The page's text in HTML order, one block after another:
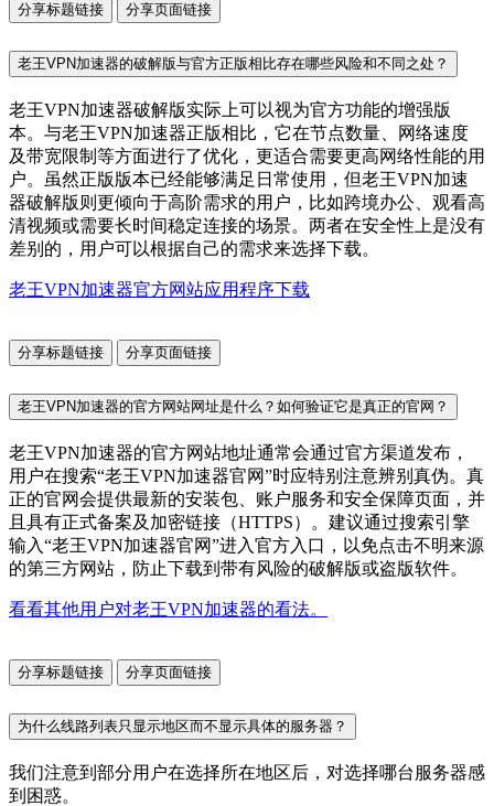
分享标题链接 分享页面链接
老王VPN加速器的破解版与官方正版相比存在哪些风险和不同之处？
老王VPN加速器破解版实际上可以视为官方功能的增强版
本。与老王VPN加速器正版相比，它在节点数量、网络速度
及带宽限制等方面进行了优化，更适合需要更高网络性能的用
户。虽然正版版本已经能够满足日常使用，但老王VPN加速
器破解版则更倾向于高阶需求的用户，比如跨境办公、观看高
清视频或需要长时间稳定连接的场景。两者在安全性上是没有
差别的，用户可以根据自己的需求来选择下载。
老王VPN加速器官方网站应用程序下载
分享标题链接 分享页面链接
老王VPN加速器的官方网站网址是什么？如何验证它是真正的官网？
老王VPN加速器的官方网站地址通常会通过官方渠道发布，
用户在搜索“老王VPN加速器官网”时应特别注意辨别真伪。真
正的官网会提供最新的安装包、账户服务和安全保障页面，并
且具有正式备案及加密链接（HTTPS）。建议通过搜索引擎
输入“老王VPN加速器官网”进入官方入口，以免点击不明来源
的第三方网站，防止下载到带有风险的破解版或盗版软件。
看看其他用户对老王VPN加速器的看法。
分享标题链接 分享页面链接
为什么线路列表只显示地区而不显示具体的服务器？
我们注意到部分用户在选择所在地区后，对选择哪台服务器感
到困惑。